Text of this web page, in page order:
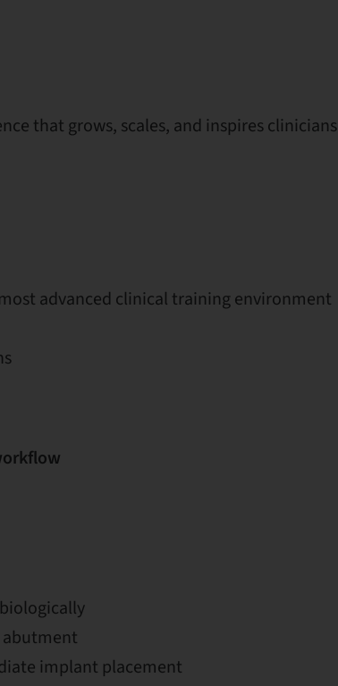
that grows, scales, and inspires clinicians
advanced clinical training environment
abutment
implant placement